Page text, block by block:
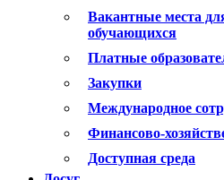
Вакантные места
обучающихся
Платные
Закупки
Международное
Финансово-
Доступная среда